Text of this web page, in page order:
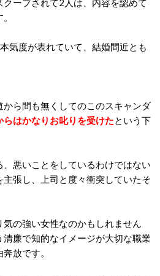
クープされて2 人は、内容を認めて
気度が表れていて、結婚間近とも
ら間も無くしてのこのスキャンダ
らはかなりお叱りを受けたという下
、悪いことをしているわけではない
張し、上司と度々衝突していたそ
の強い女性なのかもしれません
清廉で知的なイメージが大切な職業
放です。